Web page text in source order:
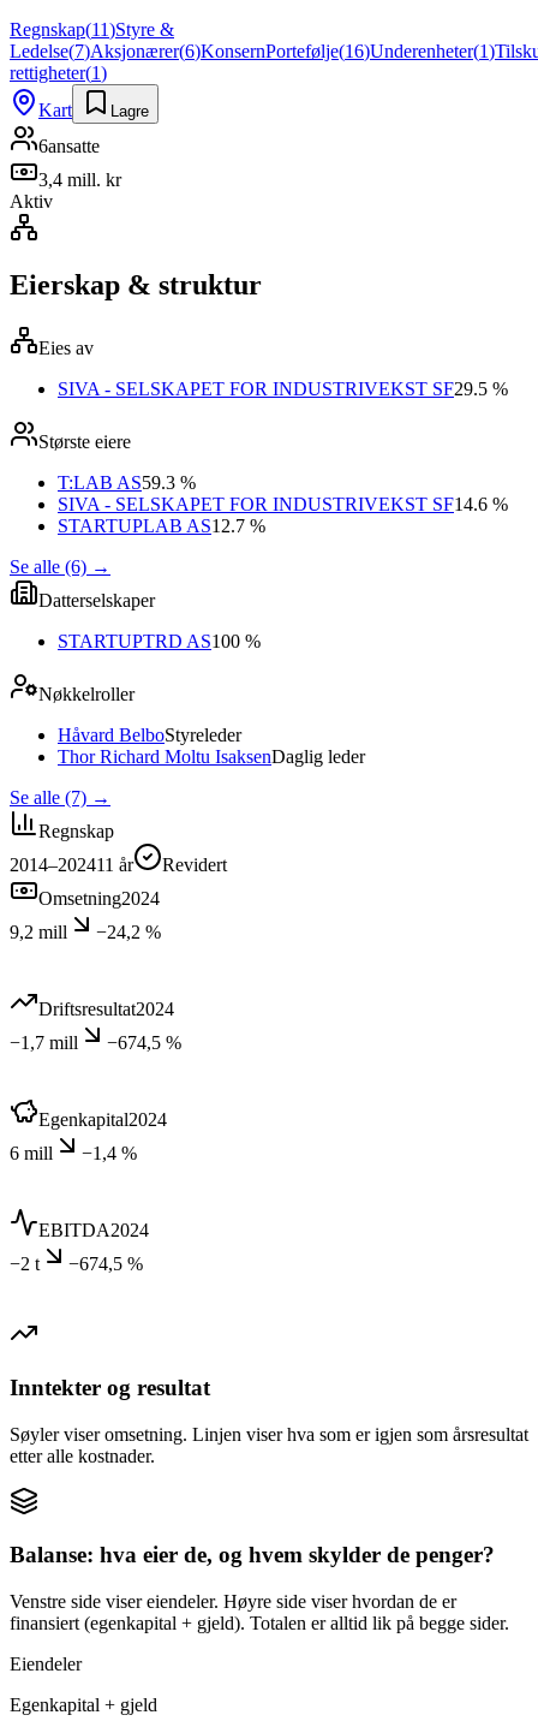
Regnskap(11)Styre &
Ledelse(7)Aksjonærer(6)KonsernPortefølje(16)Underenheter(1)
rettigheter(1)
Kart
Lagre
6ansatte
3,4 mill. kr
Aktiv
Eierskap & struktur
Eies av
SIVA - SELSKAPET FOR INDUSTRIVEKST SF29.5 %
Største eiere
T:LAB AS59.3 %
SIVA - SELSKAPET FOR INDUSTRIVEKST SF14.6 %
STARTUPLAB AS12.7 %
Se alle (6) →
Datterselskaper
STARTUPTRD AS100 %
Nøkkelroller
Håvard BelboStyreleder
Thor Richard Moltu IsaksenDaglig leder
Se alle (7) →
Regnskap
2014–202411 år
Revidert
Omsetning2024
9,2 mill
−24,2 %
Driftsresultat2024
−1,7 mill
−674,5 %
Egenkapital2024
6 mill
−1,4 %
EBITDA2024
−2 t
−674,5 %
Inntekter og resultat
Søyler viser omsetning. Linjen viser hva som er igjen som årsresultat
etter alle kostnader.
Balanse: hva eier de, og hvem skylder de penger?
Venstre side viser eiendeler. Høyre side viser hvordan de er
finansiert (egenkapital + gjeld). Totalen er alltid lik på begge sider.
Eiendeler
Egenkapital + gjeld